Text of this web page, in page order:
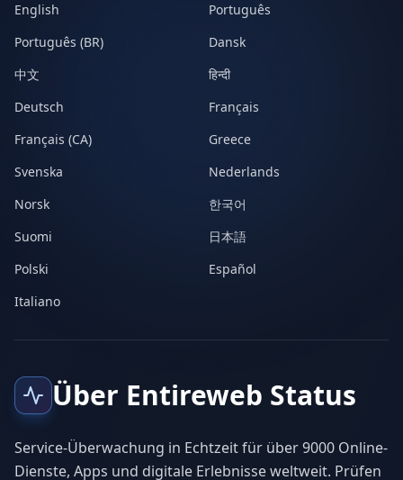
English
Português
Português (BR)
Dansk
中文
हिन्दी
Deutsch
Français
Français (CA)
Greece
Svenska
Nederlands
Norsk
한국어
Suomi
日本語
Polski
Español
Italiano
Über Entireweb Status
Service-Überwachung in Echtzeit für über 9000 Online-
Dienste, Apps und digitale Erlebnisse weltweit. Prüfen